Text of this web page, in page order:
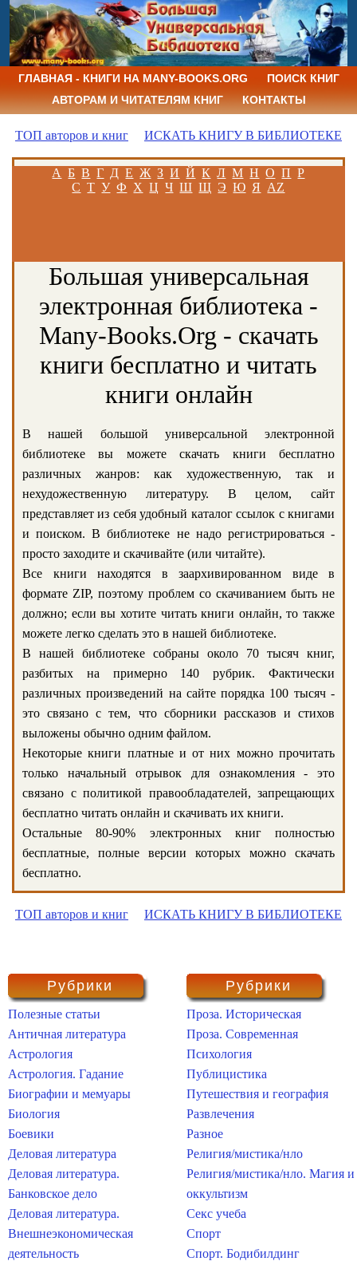
ГЛАВНАЯ - КНИГИ НА MANY-BOOKS.ORG
ПОИСК КНИГ
АВТОРАМ И ЧИТАТЕЛЯМ КНИГ
КОНТАКТЫ
ТОП авторов и книг ИСКАТЬ КНИГУ В БИБЛИОТЕКЕ
А Б В Г Д Е Ж З И Й К Л М Н О П Р
С Т У Ф Х Ц Ч Ш Щ Э Ю Я AZ
Большая универсальная
электронная библиотека -
Many-Books.Org - скачать
книги бесплатно и читать
книги онлайн
В нашей большой универсальной электронной
библиотеке вы можете скачать книги бесплатно
различных жанров: как художественную, так и
нехудожественную литературу. В целом, сайт
представляет из себя удобный каталог ссылок с книгами
и поиском. В библиотеке не надо регистрироваться -
просто заходите и скачивайте (или читайте).
Все книги находятся в заархивированном виде в
формате ZIP, поэтому проблем со скачиванием быть не
должно; если вы хотите читать книги онлайн, то также
можете легко сделать это в нашей библиотеке.
В нашей библиотеке собраны около 70 тысяч книг,
разбитых на примерно 140 рубрик. Фактически
различных произведений на сайте порядка 100 тысяч -
это связано с тем, что сборники рассказов и стихов
выложены обычно одним файлом.
Некоторые книги платные и от них можно прочитать
только начальный отрывок для ознакомления - это
связано с политикой правообладателей, запрещающих
бесплатно читать онлайн и скачивать их книги.
Остальные 80-90% электронных книг полностью
бесплатные, полные версии которых можно скачать
бесплатно.
ТОП авторов и книг ИСКАТЬ КНИГУ В БИБЛИОТЕКЕ
Рубрики
Полезные статьи
Античная литература
Астрология
Астрология. Гадание
Биографии и мемуары
Биология
Боевики
Деловая литература
Деловая литература.
Банковское дело
Деловая литература.
Внешнеэкономическая
деятельность
Рубрики
Проза. Историческая
Проза. Современная
Психология
Публицистика
Путешествия и география
Развлечения
Разное
Религия/мистика/нло
Религия/мистика/нло. Магия и
оккультизм
Секс учеба
Спорт
Спорт. Бодибилдинг